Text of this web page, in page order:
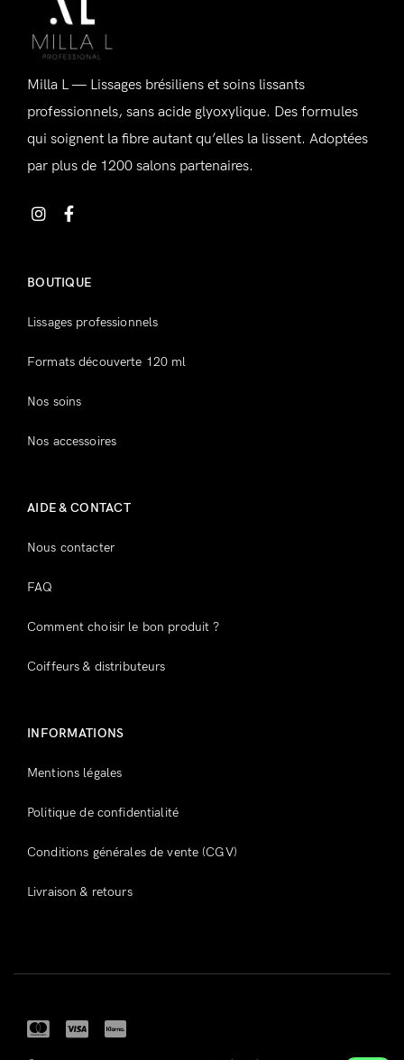
Mot de passe perdu ?
Souvenez-vous de moi
Milla L — Lissages brésiliens et soins lissants
professionnels, sans acide glyoxylique. Des formules
qui soignent la fibre autant qu’elles la lissent. Adoptées
par plus de 1200 salons partenaires.
BOUTIQUE
Lissages professionnels
Formats découverte 120 ml
Nos soins
Nos accessoires
AIDE & CONTACT
Nous contacter
FAQ
Comment choisir le bon produit ?
Coiffeurs & distributeurs
INFORMATIONS
Mentions légales
Politique de confidentialité
Conditions générales de vente (CGV)
Livraison & retours